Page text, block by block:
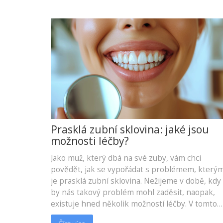
Prasklá zubní sklovina: jaké jsou
možnosti léčby?
Jako muž, který dbá na své zuby, vám chci
povědět, jak se vypořádat s problémem,
je prasklá zubní sklovina. Nežijeme v době, kdy
by nás takový problém mohl zaděsit, naopak,
existuje hned několik možností léčby. V tomto
článku probereme všechny dostupné metody a